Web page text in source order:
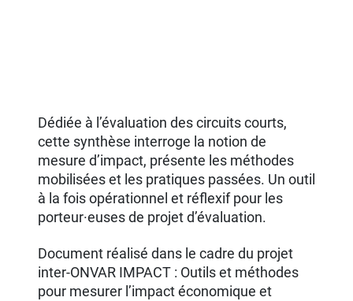
Dédiée à l’évaluation des circuits courts,
cette synthèse interroge la notion de
mesure d’impact, présente les méthodes
mobilisées et les pratiques passées. Un outil
à la fois opérationnel et réflexif pour les
porteur·euses de projet d’évaluation.
Document réalisé dans le cadre du projet
inter-ONVAR IMPACT : Outils et méthodes
pour mesurer l’impact économique et